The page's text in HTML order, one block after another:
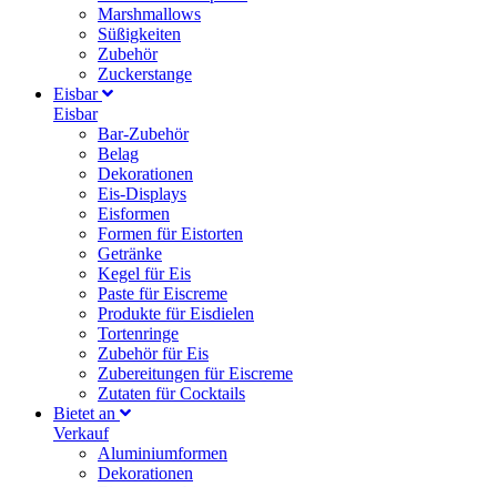
Marshmallows
Süßigkeiten
Zubehör
Zuckerstange
Eisbar
Eisbar
Bar-Zubehör
Belag
Dekorationen
Eis-Displays
Eisformen
Formen für Eistorten
Getränke
Kegel für Eis
Paste für Eiscreme
Produkte für Eisdielen
Tortenringe
Zubehör für Eis
Zubereitungen für Eiscreme
Zutaten für Cocktails
Bietet an
Verkauf
Aluminiumformen
Dekorationen